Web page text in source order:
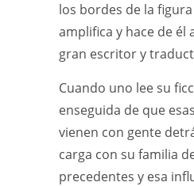
los bordes de la
amplifica y hace de él
gran escritor y
Cuando uno lee su
enseguida de que
vienen con gente
carga con su familia
precedentes y esa